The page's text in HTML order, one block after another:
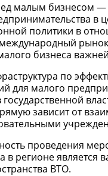
малым бизнесом
в
политики в
бизнеса
по
для малого
зависит от
проведения
в регионе
ВТО.